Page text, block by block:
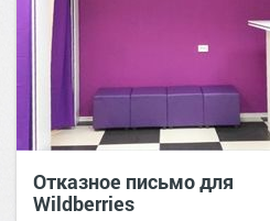
Отказное письмо для
Wildberries